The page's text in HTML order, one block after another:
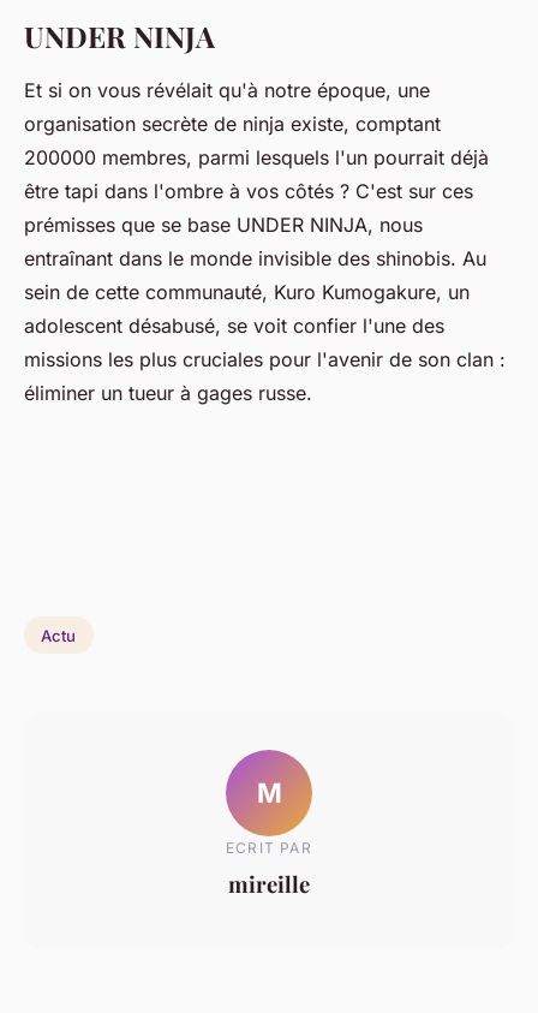
UNDER NINJA
Et si on vous révélait qu'à notre époque, une
organisation secrète de ninja existe, comptant
200000 membres, parmi lesquels l'un pourrait déjà
être tapi dans l'ombre à vos côtés ? C'est sur ces
prémisses que se base UNDER NINJA, nous
entraînant dans le monde invisible des shinobis. Au
sein de cette communauté, Kuro Kumogakure, un
adolescent désabusé, se voit confier l'une des
missions les plus cruciales pour l'avenir de son clan :
éliminer un tueur à gages russe.
Actu
M
ECRIT PAR
mireille